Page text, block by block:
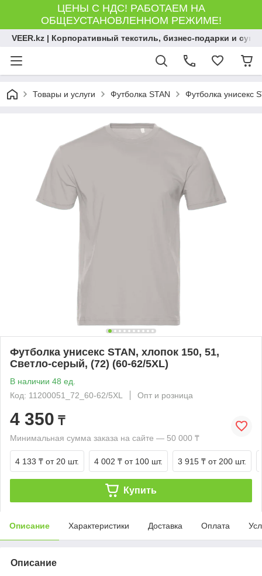
ЦЕНЫ С НДС! РАБОТАЕМ НА
ОБЩЕУСТАНОВЛЕННОМ РЕЖИМЕ!
VEER.kz | Корпоративный текстиль, бизнес-подарки и
Товары и услуги Футболка STAN Футболка унисекс
Футболка унисекс STAN, хлопок 150, 51,
Светло-серый, (72) (60-62/5XL)
В наличии 48 ед.
Код: 11200051_72_60-62/5XL
Опт и розница
4 350 ₸
Минимальная сумма заказа на сайте — 50 000 ₸
4 133 ₸ от 20 шт. 4 002 ₸ от 100 шт. 3 915 ₸ от 200 шт.
Купить
Описание Характеристики Доставка Оплата
Описание